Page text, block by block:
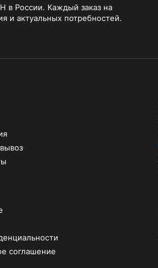
в России. Каждый заказ на
и актуальных потребностей.
соглашение